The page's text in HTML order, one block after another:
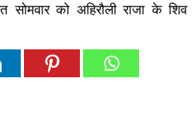
सोमवार को अहिरौली राजा के शिव